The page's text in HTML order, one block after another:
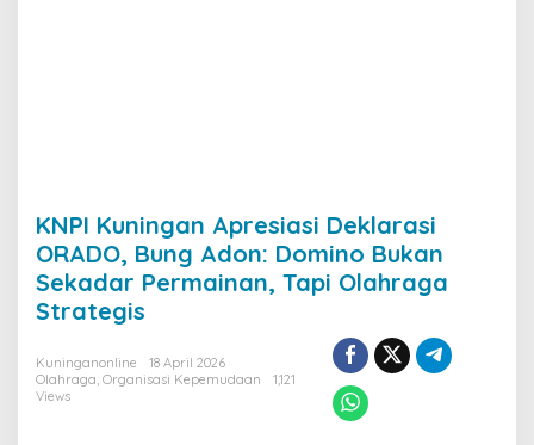
KNPI Kuningan Apresiasi Deklarasi
ORADO, Bung Adon: Domino Bukan
Sekadar Permainan, Tapi Olahraga
Strategis
Kuninganonline
18 April 2026
Olahraga, Organisasi Kepemudaan
1,121
Views